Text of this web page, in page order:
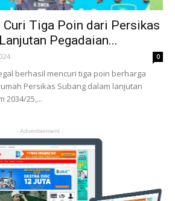
Curi Tiga Poin dari Persikas
Pegadaian...
0
berhasil mencuri tiga poin berharga
Persikas Subang dalam lanjutan
2034/25,...
- Advertisement -